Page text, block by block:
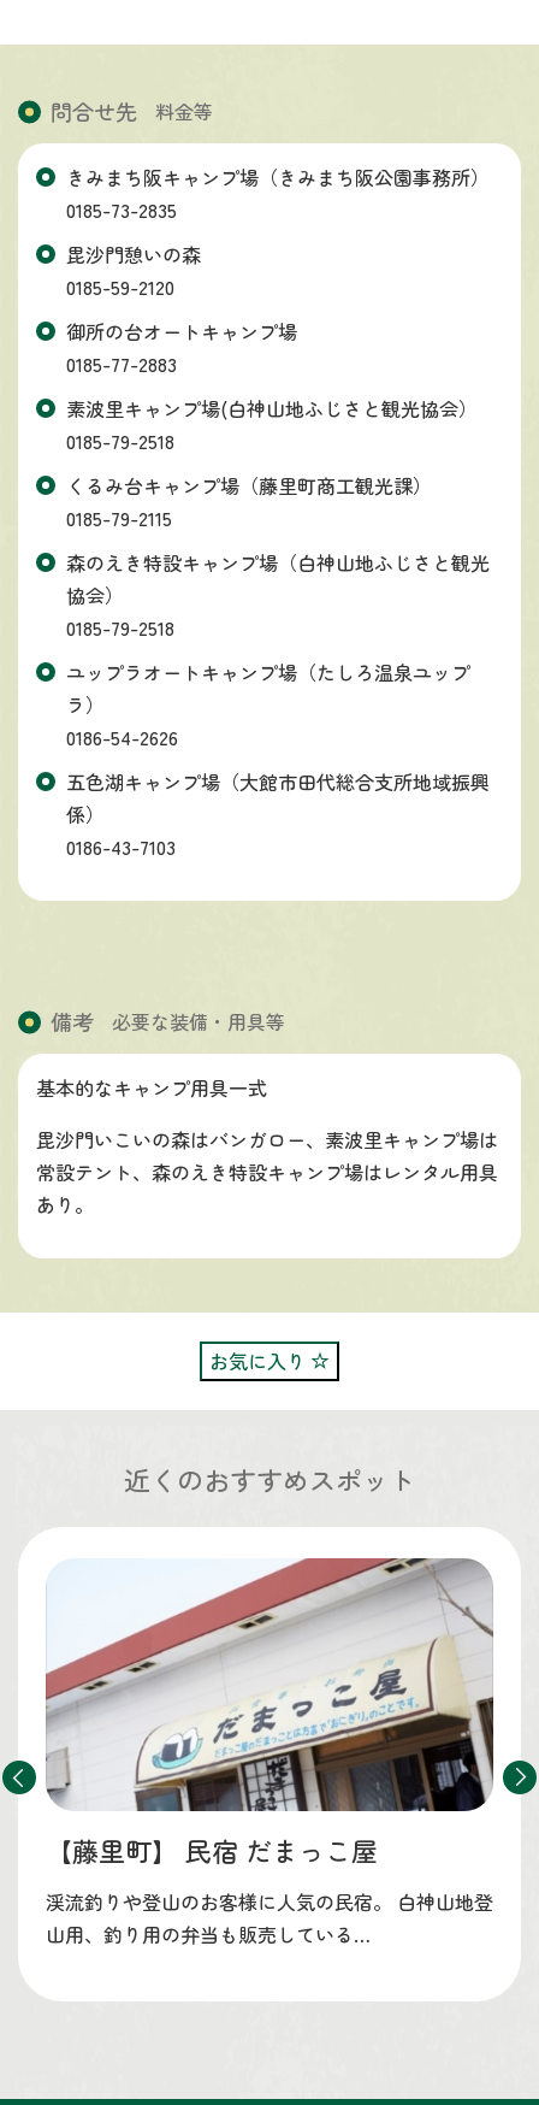
問合せ先 料金等
きみまち阪キャンプ場（きみまち阪公園事務所）
0185-73-2835
毘沙門憩いの森
0185-59-2120
御所の台オートキャンプ場
0185-77-2883
素波里キャンプ場(白神山地ふじさと観光協会）
0185-79-2518
くるみ台キャンプ場（藤里町商工観光課）
0185-79-2115
森のえき特設キャンプ場（白神山地ふじさと観光
協会）
0185-79-2518
ユップラオートキャンプ場（たしろ温泉ユップ
ラ）
0186-54-2626
五色湖キャンプ場（大館市田代総合支所地域振興
係）
0186-43-7103
備考 必要な装備・用具等
基本的なキャンプ用具一式
毘沙門いこいの森はバンガロー、素波里キャンプ場は
常設テント、森のえき特設キャンプ場はレンタル用具
あり。
お気に入り
近くのおすすめスポット
【藤里町】 民宿 だまっこ屋
渓流釣りや登山のお客様に人気の民宿。 白神山地登
山用、釣り用の弁当も販売している…